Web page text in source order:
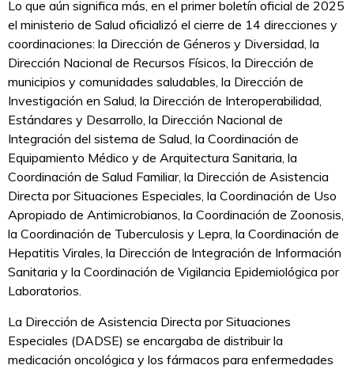
Lo que aún significa más, en el primer boletín oficial de 2025
el ministerio de Salud oficializó el cierre de 14 direcciones y
coordinaciones: la Dirección de Géneros y Diversidad, la
Dirección Nacional de Recursos Físicos, la Dirección de
municipios y comunidades saludables, la Dirección de
Investigación en Salud, la Dirección de Interoperabilidad,
Estándares y Desarrollo, la Dirección Nacional de
Integración del sistema de Salud, la Coordinación de
Equipamiento Médico y de Arquitectura Sanitaria, la
Coordinación de Salud Familiar, la Dirección de Asistencia
Directa por Situaciones Especiales, la Coordinación de Uso
Apropiado de Antimicrobianos, la Coordinación de Zoonosis,
la Coordinación de Tuberculosis y Lepra, la Coordinación de
Hepatitis Virales, la Dirección de Integración de Información
Sanitaria y la Coordinación de Vigilancia Epidemiológica por
Laboratorios.
La Dirección de Asistencia Directa por Situaciones
Especiales (DADSE) se encargaba de distribuir la
medicación oncológica y los fármacos para enfermedades